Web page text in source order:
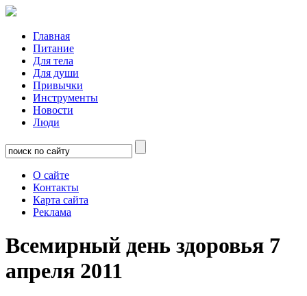
Главная
Питание
Для тела
Для души
Привычки
Инструменты
Новости
Люди
О сайте
Контакты
Карта сайта
Реклама
Всемирный день здоровья 7
апреля 2011